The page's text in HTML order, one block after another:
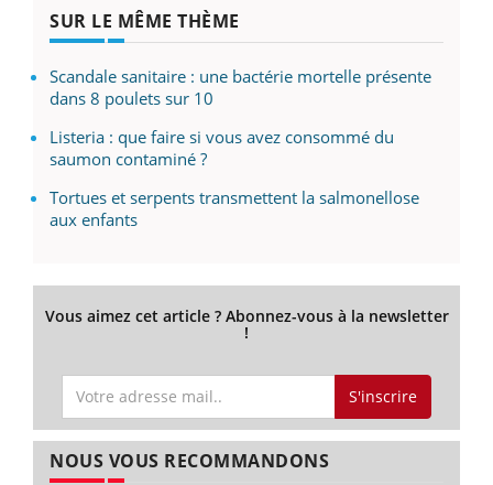
SUR LE MÊME THÈME
Scandale sanitaire : une bactérie mortelle présente
dans 8 poulets sur 10
Listeria : que faire si vous avez consommé du
saumon contaminé ?
Tortues et serpents transmettent la salmonellose
aux enfants
Vous aimez cet article ? Abonnez-vous à la newsletter
!
S'inscrire
NOUS VOUS RECOMMANDONS